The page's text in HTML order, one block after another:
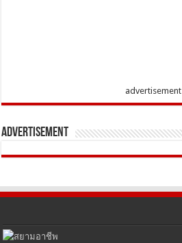
advertisement
Advertisement